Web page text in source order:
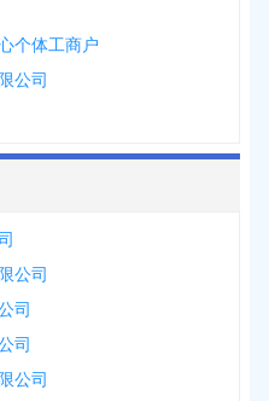
个体工商户
公司
公司
司
司
公司